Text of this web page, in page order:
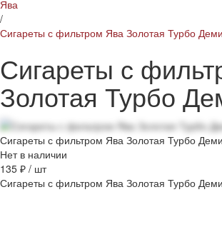
Ява
/
Сигареты с фильтром Ява Золотая Турбо Деми
Сигареты с
Золотая Турбо
Сигареты с фильтром Ява Золотая Турбо Деми
Нет в наличии
135 ₽ / шт
Сигареты с фильтром Ява Золотая Турбо Деми